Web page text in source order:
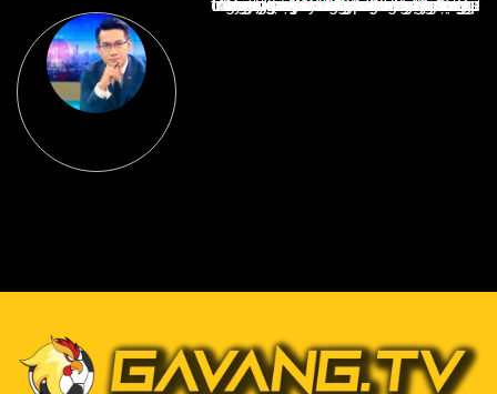
Nguyễn Văn Minh là một trong những chuyên gia hàng đầu về báo cáo tin tức thể thao tại Việt Nam, với hơn 10 năm hoạt động trong ngành. Ông có kiến thức sâu rộng và kinh nghiệm đáng kể trong việc phân tích và báo cáo về các sự kiện thể thao hàng đầu. Sự hiểu biết sâu sắc của ông về ngành này đã giúp ông xây dựng uy tín và danh tiếng trong cộng đồng báo chí thể thao.